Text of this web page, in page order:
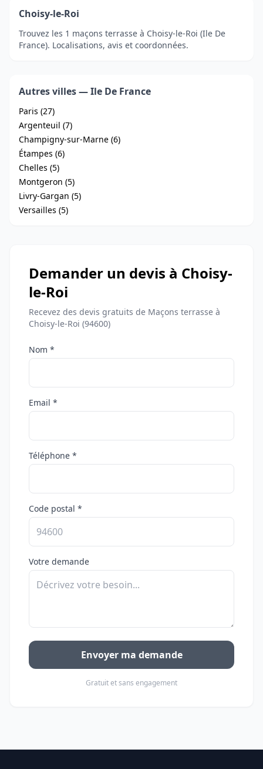
Choisy-le-Roi
Trouvez les 1 maçons terrasse à Choisy-le-Roi (Ile De
France). Localisations, avis et coordonnées.
Autres villes — Ile De France
Paris (27)
Argenteuil (7)
Champigny-sur-Marne (6)
Étampes (6)
Chelles (5)
Montgeron (5)
Livry-Gargan (5)
Versailles (5)
Demander un devis à Choisy-
le-Roi
Recevez des devis gratuits de Maçons terrasse à
Choisy-le-Roi (94600)
Nom *
Email *
Téléphone *
Code postal *
Votre demande
Envoyer ma demande
Gratuit et sans engagement